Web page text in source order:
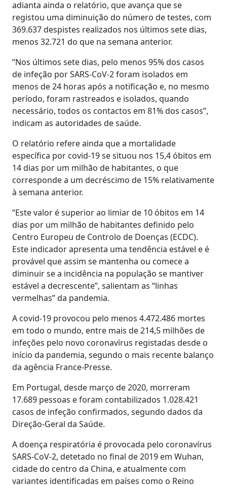
adianta ainda o relatório, que avança que se
registou uma diminuição do número de testes, com
369.637 despistes realizados nos últimos sete dias,
menos 32.721 do que na semana anterior.
“Nos últimos sete dias, pelo menos 95% dos casos
de infeção por SARS-CoV-2 foram isolados em
menos de 24 horas após a notificação e, no mesmo
período, foram rastreados e isolados, quando
necessário, todos os contactos em 81% dos casos”,
indicam as autoridades de saúde.
O relatório refere ainda que a mortalidade
específica por covid-19 se situou nos 15,4 óbitos em
14 dias por um milhão de habitantes, o que
corresponde a um decréscimo de 15% relativamente
à semana anterior.
“Este valor é superior ao limiar de 10 óbitos em 14
dias por um milhão de habitantes definido pelo
Centro Europeu de Controlo de Doenças (ECDC).
Este indicador apresenta uma tendência estável e é
provável que assim se mantenha ou comece a
diminuir se a incidência na população se mantiver
estável a decrescente”, salientam as “linhas
vermelhas” da pandemia.
A covid-19 provocou pelo menos 4.472.486 mortes
em todo o mundo, entre mais de 214,5 milhões de
infeções pelo novo coronavírus registadas desde o
início da pandemia, segundo o mais recente balanço
da agência France-Presse.
Em Portugal, desde março de 2020, morreram
17.689 pessoas e foram contabilizados 1.028.421
casos de infeção confirmados, segundo dados da
Direção-Geral da Saúde.
A doença respiratória é provocada pelo coronavírus
SARS-CoV-2, detetado no final de 2019 em Wuhan,
cidade do centro da China, e atualmente com
variantes identificadas em países como o Reino